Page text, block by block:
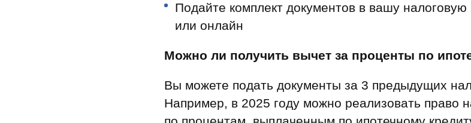
Подайте комплект документов в вашу
или онлайн
Можно ли получить вычет за проценты по
Вы можете подать документы за 3 предыдущих
Например, в 2025 году можно реализовать право